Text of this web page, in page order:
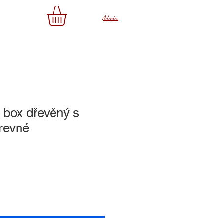
Admin
dřevěný s